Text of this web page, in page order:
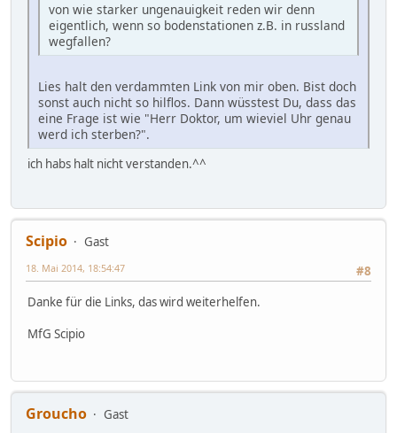
von wie starker ungenauigkeit reden wir denn
eigentlich, wenn so bodenstationen z.B. in russland
wegfallen?
Lies halt den verdammten Link von mir oben. Bist doch
sonst auch nicht so hilflos. Dann wüsstest Du, dass das
eine Frage ist wie "Herr Doktor, um wieviel Uhr genau
werd ich sterben?".
ich habs halt nicht verstanden.^^
Scipio
Gast
#8
18. Mai 2014, 18:54:47
Danke für die Links, das wird weiterhelfen.
MfG Scipio
Groucho
Gast